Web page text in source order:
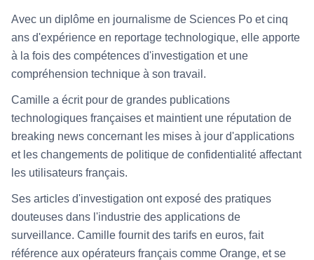
Avec un diplôme en journalisme de Sciences Po et cinq
ans d'expérience en reportage technologique, elle apporte
à la fois des compétences d'investigation et une
compréhension technique à son travail.
Camille a écrit pour de grandes publications
technologiques françaises et maintient une réputation de
breaking news concernant les mises à jour d'applications
et les changements de politique de confidentialité affectant
les utilisateurs français.
Ses articles d'investigation ont exposé des pratiques
douteuses dans l'industrie des applications de
surveillance. Camille fournit des tarifs en euros, fait
référence aux opérateurs français comme Orange, et se